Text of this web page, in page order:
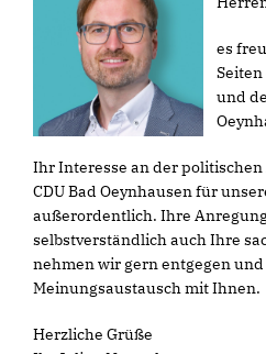
es
Seiten
und
Ihr Interesse an der
CDU Bad Oeynhausen für
außerordentlich. Ihre
selbstverständlich auch Ihre
nehmen wir gern entgegen
Meinungsaustausch mit Ihnen.
Herzliche Grüße